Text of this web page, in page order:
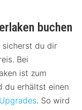
buchen
sicherst du dir
Bei
ist zum
du erhältst einen
. So wird